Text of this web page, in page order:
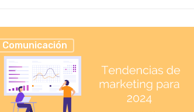
Comunicación